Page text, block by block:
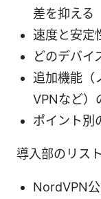
差を抑える
速度と安定
どのデバイ
追加機能（
VPNなど）
ポイント別
導入部のリス
NordVPN